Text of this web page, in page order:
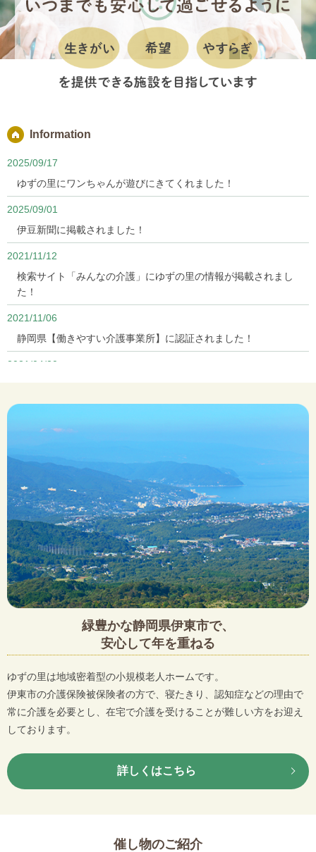
Information
2025/09/17
ゆずの里にワンちゃんが遊びにきてくれました！
2025/09/01
伊豆新聞に掲載されました！
2021/11/12
検索サイト「みんなの介護」にゆずの里の情報が掲載されまし
た！
2021/11/06
静岡県【働きやすい介護事業所】に認証されました！
2021/04/20
2021/02/13
面会について
2019/06/01
デイサービスセンターゆずの里サテライトまさきは、デイサー
ビスセンターゆずの里に統合されました。
2017/10/19
ホームページをリニューアルしました。
緑豊かな静岡県伊東市で、
安心して年を重ねる
ゆずの里は地域密着型の小規模老人ホームです。
伊東市の介護保険被保険者の方で、寝たきり、認知症などの理由で
常に介護を必要とし、在宅で介護を受けることが難しい方をお迎え
しております。
詳しくはこちら
催し物のご紹介